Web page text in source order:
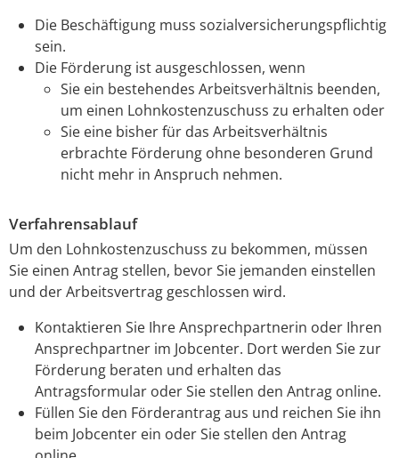
Die Beschäftigung muss sozialversicherungspflichtig
sein.
Die Förderung ist ausgeschlossen, wenn
Sie ein bestehendes Arbeitsverhältnis beenden,
um einen Lohnkostenzuschuss zu erhalten oder
Sie eine bisher für das Arbeitsverhältnis
erbrachte Förderung ohne besonderen Grund
nicht mehr in Anspruch nehmen.
Verfahrensablauf
Um den Lohnkostenzuschuss zu bekommen, müssen
Sie einen Antrag stellen, bevor Sie jemanden einstellen
und der Arbeitsvertrag geschlossen wird.
Kontaktieren Sie Ihre Ansprechpartnerin oder Ihren
Ansprechpartner im Jobcenter. Dort werden Sie zur
Förderung beraten und erhalten das
Antragsformular oder Sie stellen den Antrag online.
Füllen Sie den Förderantrag aus und reichen Sie ihn
beim Jobcenter ein oder Sie stellen den Antrag